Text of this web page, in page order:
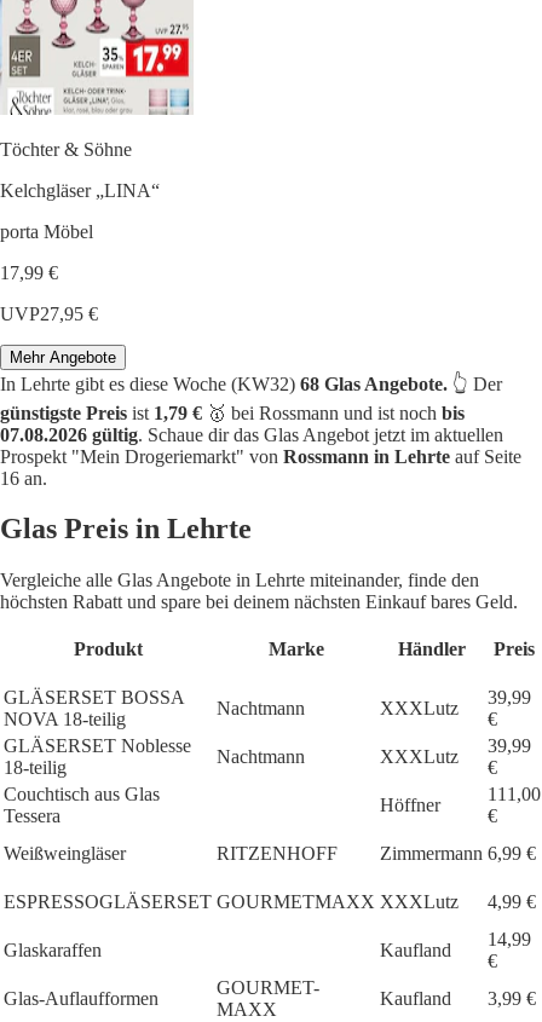
Töchter & Söhne
Kelchgläser „LINA“
porta Möbel
17,99 €
UVP27,95 €
Mehr Angebote
In Lehrte gibt es diese Woche (KW32) 68 Glas Angebote. 👆 Der
günstigste Preis ist 1,79 € 🥇 bei Rossmann und ist noch bis
07.08.2026 gültig. Schaue dir das Glas Angebot jetzt im aktuellen
Prospekt "Mein Drogeriemarkt" von Rossmann in Lehrte auf Seite
16 an.
Glas Preis in Lehrte
Vergleiche alle Glas Angebote in Lehrte miteinander, finde den
höchsten Rabatt und spare bei deinem nächsten Einkauf bares Geld.
Produkt Marke Händler Preis
GLÄSERSET BOSSA
NOVA 18-teilig
Nachtmann XXXLutz
39,99
€
GLÄSERSET Noblesse
18-teilig
Nachtmann XXXLutz
39,99
€
Couchtisch aus Glas
Tessera
Höffner
111,00
€
Weißweingläser
RITZENHOFF Zimmermann 6,99 €
ESPRESSOGLÄSERSET GOURMETMAXX XXXLutz 4,99 €
Glaskaraffen Kaufland
14,99
€
Glas-Auflaufformen
GOURMET-
MAXX
Kaufland 3,99 €